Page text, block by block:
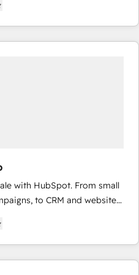
Revops, CRM et
With over 115
with HubSpot. From small
to CRM and websites.
in every inch of
hand-in-hand with your
and build a better
and customers.